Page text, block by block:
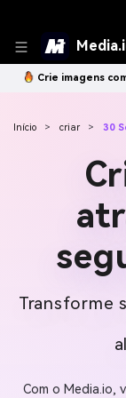
Crie imagens
Início > criar > 30
Transforme
Com o Media.io,